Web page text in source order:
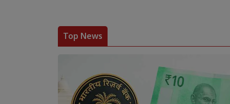
Top News